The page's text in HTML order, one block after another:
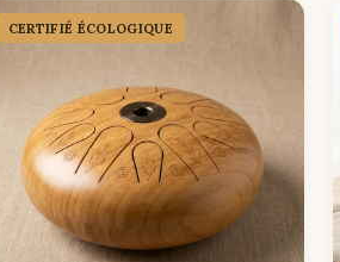
CERTIFIÉ ÉCOLOGIQUE